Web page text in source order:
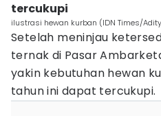
tercukupi
ilustrasi hewan kurban (IDN Times/
Setelah meninjau
ternak di Pasar
yakin kebutuhan hewan
tahun ini dapat tercukupi.